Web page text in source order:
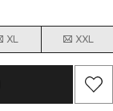
XL XXL